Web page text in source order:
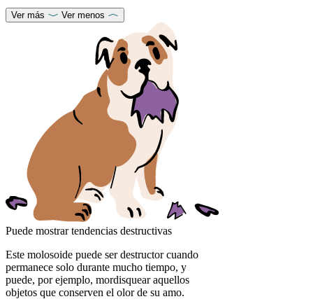
Ver más Ver menos
Puede mostrar tendencias destructivas
Este molosoide puede ser destructor cuando
permanece solo durante mucho tiempo, y
puede, por ejemplo, mordisquear aquellos
objetos que conserven el olor de su amo.